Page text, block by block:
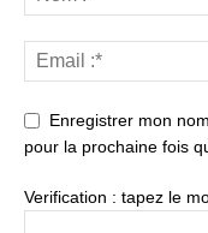
Enregistrer mon
pour la prochaine fois
Verification : tapez le